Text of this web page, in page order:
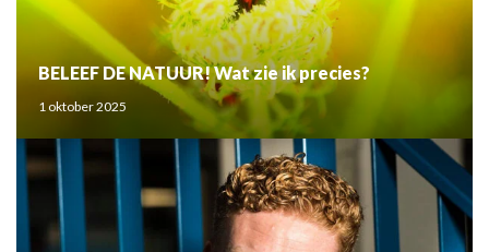
BELEEF DE NATUUR! Wat zie ik precies?
1 oktober 2025